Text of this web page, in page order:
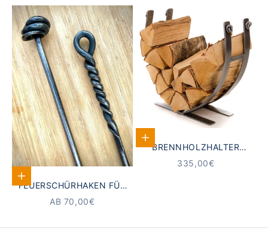
Optionen auswählen
FEUERSCHÜRHAKEN FÜR
KAMIN
ANGEBOT
AB 70,00€
In den Warenkorb
BRENNHOLZHALTER
HANDGEFERTIGT |
ANGEBOT
335,00€